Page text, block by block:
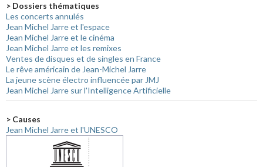
> Dossiers thématiques
Les concerts annulés
Jean Michel Jarre et l'espace
Jean Michel Jarre et le cinéma
Jean Michel Jarre et les remixes
Ventes de disques et de singles en France
Le rêve américain de Jean-Michel Jarre
La jeune scène électro influencée par JMJ
Jean Michel Jarre sur l'Intelligence Artificielle
> Causes
Jean Michel Jarre et l'UNESCO